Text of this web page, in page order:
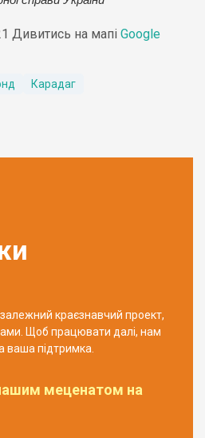
Дивитись на мапі Google
Карадаг
краєзнавчий проект,
Щоб працювати далі, нам
ваша підтримка.
меценатом на